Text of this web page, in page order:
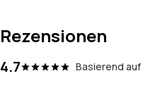
Rezensionen
4.7 Basierend auf